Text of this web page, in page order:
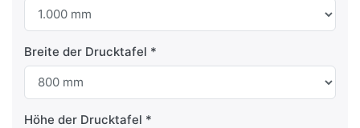
Breite der Drucktafel
Höhe der Drucktafel